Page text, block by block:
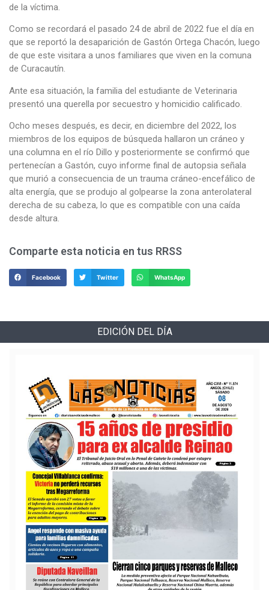
de la víctima.
Como se recordará el pasado 24 de abril de 2022 fue el día en
que se reportó la desaparición de Gastón Ortega Chacón, luego
de que este visitara a unos familiares que viven en la comuna
de Curacautín.
Ante esa situación, la familia del estudiante de Veterinaria
presentó una querella por secuestro y homicidio calificado.
Ocho meses después, es decir, en diciembre del 2022, los
miembros de los equipos de búsqueda hallaron un cráneo y
una columna en el río Dillo y posteriormente se confirmó que
pertenecían a Gastón, cuyo informe final de autopsia señala
que murió a consecuencia de un trauma cráneo-encefálico de
alta energía, que se produjo al golpearse la zona anterolateral
derecha de su cabeza, lo que es compatible con una caída
desde altura.
Comparte esta noticia en tus RRSS
Facebook Twitter WhatsApp
EDICIÓN DEL DÍA